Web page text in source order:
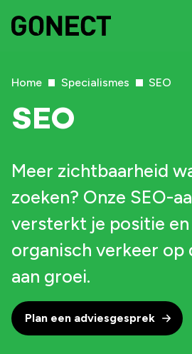
Home Specialismes SEO
SEO
Meer zichtbaarheid
zoeken? Onze SEO-
versterkt je positie
organisch verkeer op
aan groei.
Plan een adviesgesprek